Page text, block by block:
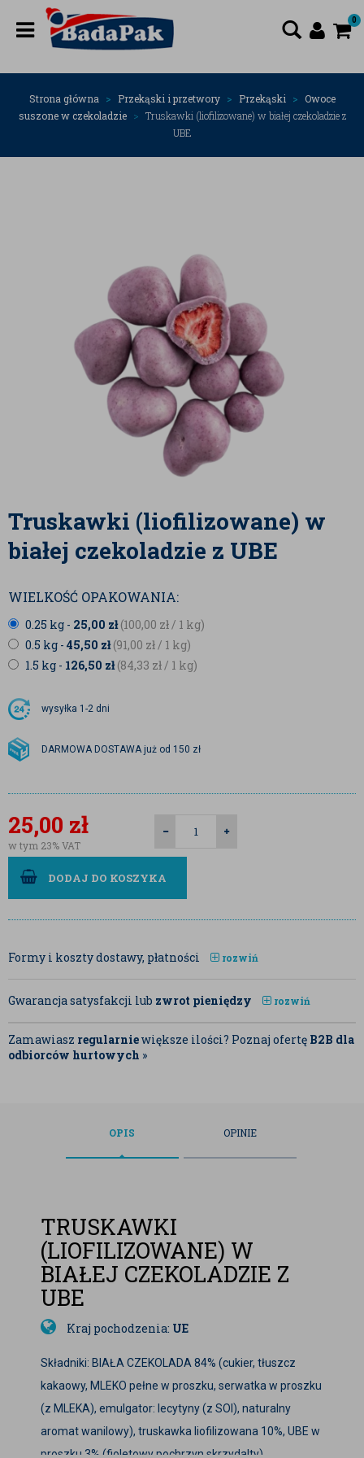
0
Strona główna Przekąski i przetwory Przekąski
Owoce
suszone w czekoladzie
Truskawki (liofilizowane) w białej czekoladzie z
UBE
Truskawki (liofilizowane) w
białej czekoladzie z UBE
WIELKOŚĆ OPAKOWANIA:
0.25 kg - 25,00 zł(100,00 zł / 1 kg)
0.5 kg - 45,50 zł(91,00 zł / 1 kg)
1.5 kg - 126,50 zł(84,33 zł / 1 kg)
wysyłka 1-2 dni
DARMOWA DOSTAWA już od 150 zł
25,00 zł
w tym 23% VAT
DODAJ DO KOSZYKA
Formy i koszty dostawy, płatności rozwiń
Gwarancja satysfakcji lub zwrot pieniędzy rozwiń
Zamawiasz regularniewiększe ilości? Poznaj ofertę B2B dla
odbiorców hurtowych »
OPIS OPINIE
TRUSKAWKI
(LIOFILIZOWANE) W
BIAŁEJ CZEKOLADZIE Z
UBE
Kraj pochodzenia: UE
Składniki: BIAŁA CZEKOLADA 84% (cukier, tłuszcz
kakaowy, MLEKO pełne w proszku, serwatka w proszku
(z MLEKA), emulgator: lecytyny (z SOI), naturalny
aromat wanilowy), truskawka liofilizowana 10%, UBE w
proszku 3% (fioletowy pochrzyn skrzydalty),